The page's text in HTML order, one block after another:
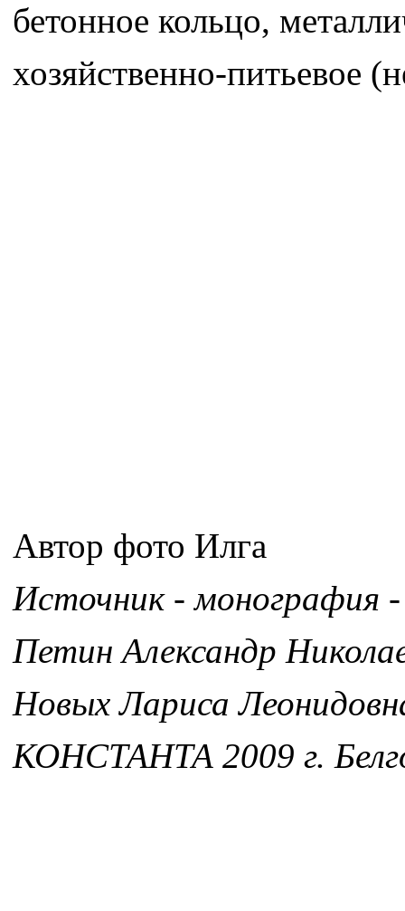
бетонное кольцо,
хозяйственно-питьевое
Автор фото Илга
Источник - монография -
Петин Александр
Новых Лариса
КОНСТАНТА 2009 г.